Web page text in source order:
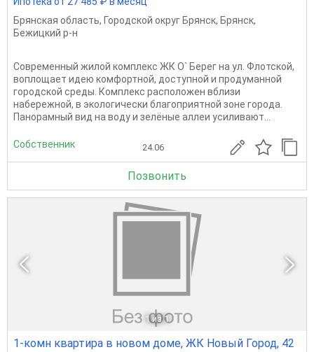
Брянская область, Городской округ Брянск, Брянск,
Бежицкий р-н
Современный жилой комплекс ЖК О` Берег на ул. Флотской,
воплощает идею комфортной, доступной и продуманной
городской среды. Комплекс расположен вблизи
набережной, в экологически благоприятной зоне города.
Панорамный вид на воду и зелёные аллеи усиливают...
Собственник 24.06
Позвонить
1 из 1
1-комн квартира в новом доме, ЖК Новый Город, 42